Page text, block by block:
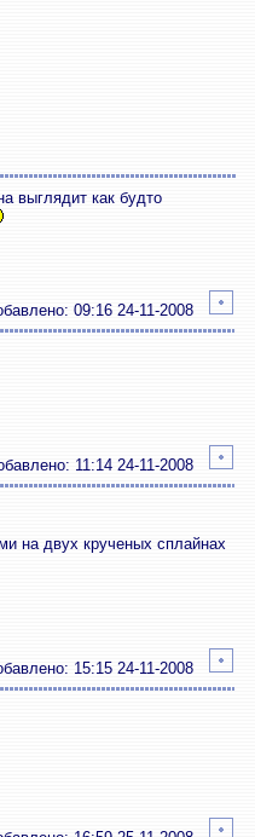
выглядит как будто
09:16 24-11-2008
11:14 24-11-2008
на двух крученых сплайнах
15:15 24-11-2008